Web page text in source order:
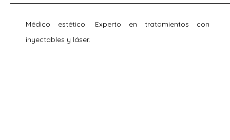
Médico estético. Experto en tratamientos con
inyectables y láser.